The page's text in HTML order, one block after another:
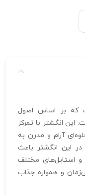
که بر اساس اصول
انگشتر با تمرکز
آرام و مدرن به
این انگشتر باعث
استایل‌های مختلف
و همواره جذاب